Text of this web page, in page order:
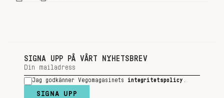
SIGNA UPP PÅ VÅRT NYHETSBREV
Jag godkänner Vegomagasinets integritetspolicy
SIGNA UPP